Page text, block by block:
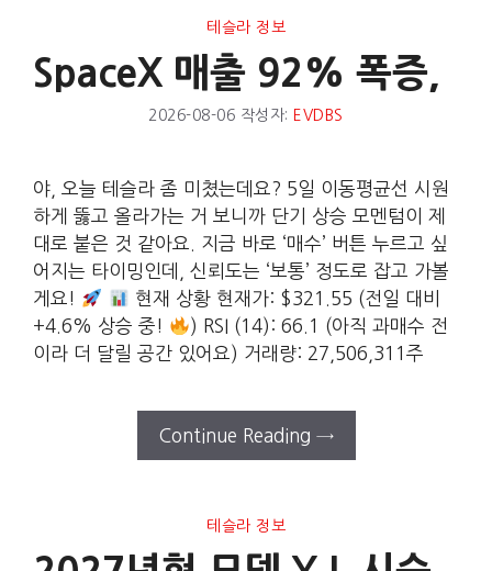
테슬라 정보
SpaceX 매출 92% 폭증,
2026-08-06 작성자: EVDBS
야, 오늘 테슬라 좀 미쳤는데요? 5일 이동평균선 시원
하게 뚫고 올라가는 거 보니까 단기 상승 모멘텀이 제
대로 붙은 것 같아요. 지금 바로 ‘매수’ 버튼 누르고 싶
어지는 타이밍인데, 신뢰도는 ‘보통’ 정도로 잡고 가볼
게요!
현재 상황 현재가: $321.55 (전일 대비
+4.6% 상승 중!
) RSI (14): 66.1 (아직 과매수 전
이라 더 달릴 공간 있어요) 거래량: 27,506,311주
Continue Reading →
테슬라 정보